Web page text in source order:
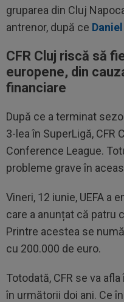
gruparea din Cluj
antrenor, după ce
CFR Cluj riscă să
europene, din
financiare
După ce a terminat
3-lea în SuperLigă, CFR
Conference League.
probleme grave în
Vineri, 12 iunie, UEFA a
care a anunțat că patru
Printre acestea se
cu 200.000 de euro.
Totodată, CFR se va
în următorii doi ani. Ce